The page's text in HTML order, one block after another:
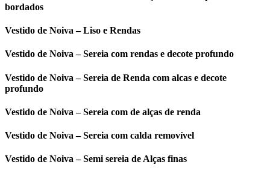
bordados
Vestido de Noiva – Liso e Rendas
Vestido de Noiva – Sereia com rendas e decote profundo
Vestido de Noiva – Sereia de Renda com alcas e decote
profundo
Vestido de Noiva – Sereia com de alças de renda
Vestido de Noiva – Sereia com calda removível
Vestido de Noiva – Semi sereia de Alças finas